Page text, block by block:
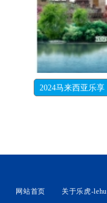
网站首页 关于乐虎-lehu